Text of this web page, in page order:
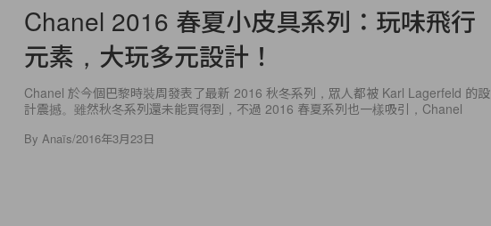
Chanel 2016 春夏小皮具系列：玩味飛行
元素，大玩多元設計！
Chanel 於今個巴黎時裝周發表了最新 2016 秋冬系列，眾人都被 Karl Lagerfeld 的設
計震撼。雖然秋冬系列還未能買得到，不過 2016 春夏系列也一樣吸引，Chanel
By Anaïs/2016年3月23日